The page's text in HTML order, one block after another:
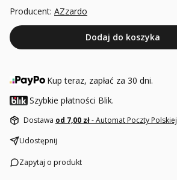
Producent: AZzardo
Dodaj do koszyka
Kup teraz, zapłać za 30 dni.
Szybkie płatności Blik.
Dostawa od 7,00 zł- Automat Poczty Polskiej
Udostępnij
Zapytaj o produkt